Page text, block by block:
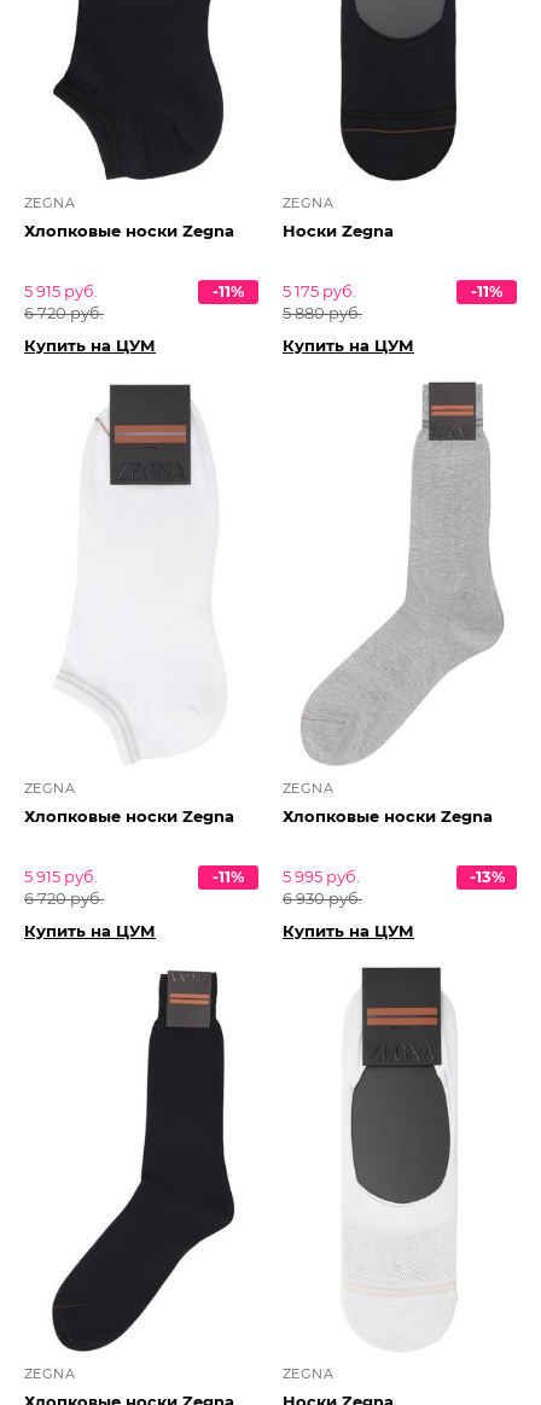
ZEGNA
Хлопковые носки Zegna
5 915 руб.
6 720 руб.
-11%
Купить на ЦУМ
ZEGNA
Носки Zegna
5 175 руб.
5 880 руб.
-11%
Купить на ЦУМ
ZEGNA
Хлопковые носки Zegna
5 915 руб.
6 720 руб.
-11%
Купить на ЦУМ
ZEGNA
Хлопковые носки Zegna
5 995 руб.
6 930 руб.
-13%
Купить на ЦУМ
ZEGNA ZEGNA